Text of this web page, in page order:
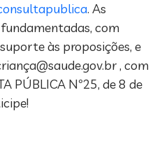
. As
com
às proposições, e
a@saude.gov.br, com
PÚBLICA Nº25, de 8 de